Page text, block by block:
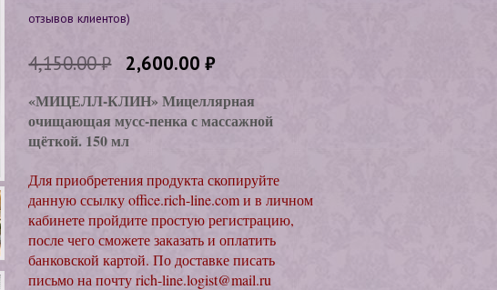
основе
отзывов клиентов)
4,150.00₽ 2,600.00 ₽
«МИЦЕЛЛ-КЛИН» Мицеллярная
очищающая мусс-пенка с массажной
щёткой. 150 мл
Для приобретения продукта скопируйте
данную ссылку office.rich-line.com и в личном
кабинете пройдите простую регистрацию,
после чего сможете заказать и оплатить
банковской картой. По доставке писать
письмо на почту rich-line.logist@mail.ru